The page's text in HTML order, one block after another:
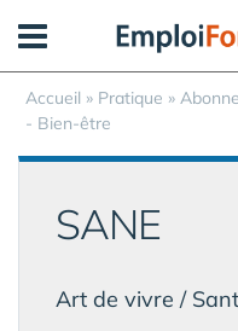
Accueil » Pratique »
- Bien-être
SANE
Art de vivre /